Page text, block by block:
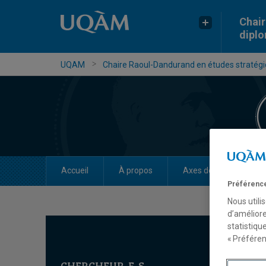
UQAM Chaire Raoul-Dandurand en études
Accueil À propos Axes de recherche
Nous
«